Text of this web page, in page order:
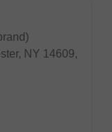
NY 14609,